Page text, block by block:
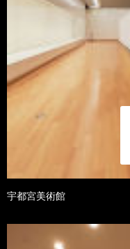
宇都宮美術館